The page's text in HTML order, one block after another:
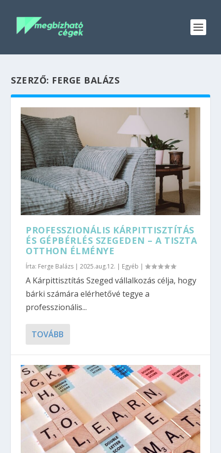
SZERZŐ: FERGE BALÁZS
PROFESSZIONÁLIS KÁRPITTISZTÍTÁS
ÉS GÉPBÉRLÉS SZEGEDEN – A TISZTA
OTTHON ÉLMÉNYE
Írta: Ferge Balázs |2025.aug.12. | Egyéb |
A Kárpittisztítás Szeged vállalkozás célja, hogy
bárki számára elérhetővé tegye a
professzionális...
TOVÁBB